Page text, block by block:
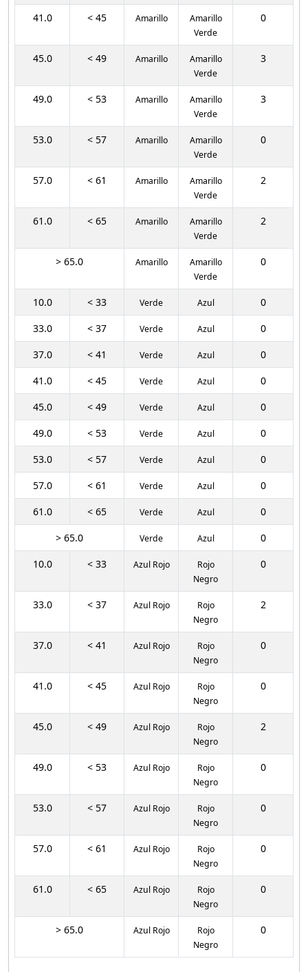
41.0 < 45 Amarillo
Amarillo
Verde
0
45.0 < 49 Amarillo
Amarillo
Verde
3
49.0 < 53 Amarillo
Amarillo
Verde
3
53.0 < 57 Amarillo
Amarillo
Verde
0
57.0 < 61 Amarillo
Amarillo
Verde
2
61.0 < 65 Amarillo
Amarillo
Verde
2
> 65.0 Amarillo
Amarillo
Verde
0
10.0 < 33 Verde Azul
0
33.0
< 37 Verde Azul
0
37.0
< 41 Verde Azul
0
41.0
< 45 Verde Azul
0
45.0
< 49 Verde Azul
0
49.0
< 53 Verde Azul
0
53.0
< 57 Verde Azul
0
57.0
< 61 Verde Azul
0
61.0
< 65 Verde Azul
0
> 65.0
Verde Azul
0
10.0
< 33 Azul Rojo
Rojo
Negro
0
33.0 < 37 Azul Rojo
Rojo
Negro
2
37.0 < 41 Azul Rojo
Rojo
Negro
0
41.0 < 45 Azul Rojo
Rojo
Negro
0
45.0 < 49 Azul Rojo
Rojo
Negro
2
49.0 < 53 Azul Rojo
Rojo
Negro
0
53.0 < 57 Azul Rojo
Rojo
Negro
0
57.0 < 61 Azul Rojo
Rojo
Negro
0
61.0 < 65 Azul Rojo
Rojo
Negro
0
> 65.0 Azul Rojo
Rojo
Negro
0